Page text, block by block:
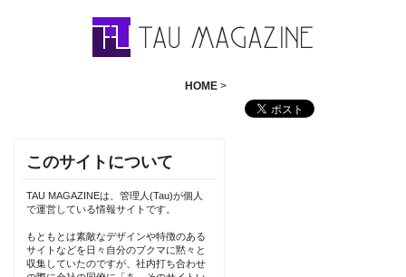
HOME>
このサイトについて
TAU MAGAZINEは、管理人(Tau)が個人
で運営している情報サイトです。
もともとは素敵なデザインや特徴のある
サイトなどを日々自分のブクマに黙々と
収集していたのですが、社内打ち合わせ